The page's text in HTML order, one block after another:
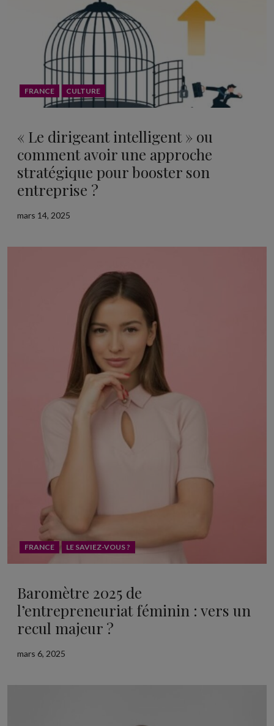
FRANCE CULTURE
« Le dirigeant intelligent » ou
comment avoir une approche
stratégique pour booster son
entreprise ?
mars 14, 2025
FRANCE LE SAVIEZ-VOUS ?
Baromètre 2025 de
l’entrepreneuriat féminin : vers un
recul majeur ?
mars 6, 2025